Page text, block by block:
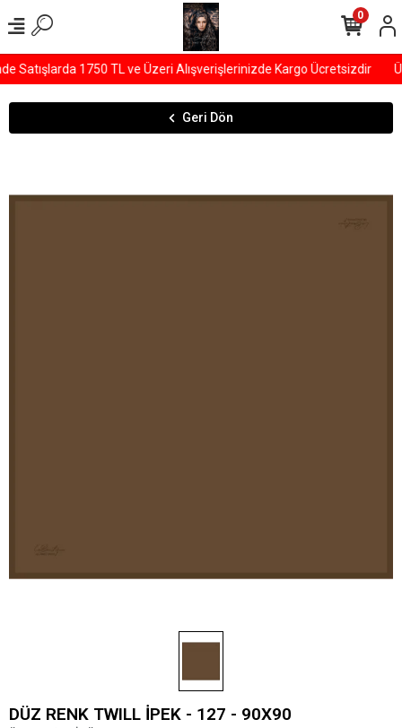
Satışlarda 1750 TL ve Üzeri Alışverişlerinizde Kargo Ücretsizdir
0
Geri Dön
DÜZ RENK TWILL İPEK - 127 - 90X90